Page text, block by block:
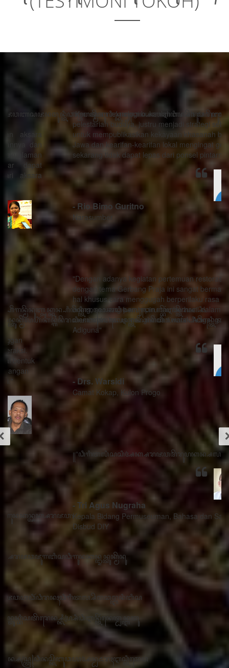
“Kemajuan teknologi bukanlah musuh dari proses
pelestarian budaya, justru menjadi strategi sebagai alat
untuk mempublikasikan kekayaan khasanah budaya
Jawa dan kearifan-kearifan lokal mengingat generasi
sekarang tidak dapat lepas dari ponsel pintarnya.”
- Rio Bimo Guritno
Narasumber
"Dengan adanya kegiatan pertemuan restorasi sosial
dengan tema Gerbang Praja ini sangat bermanfaat ada
hal khusus cara menggugah berperilaku rasa sithik
eding, seorang pemimpin mau berhasil dalam
memimpin harus menghindari watak Adigang Adigung
Adiguna"
- Drs. Warsidi
Camat Kokap, Kulon Progo
- Tri Agus Nugraha
Kepala Bidang Permuseuman, Bahasa dan Sastra
Disbud DIY